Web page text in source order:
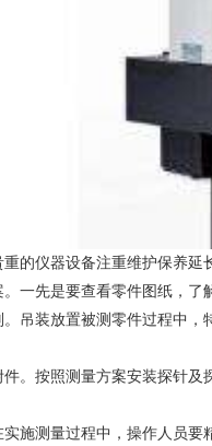
重的仪器设备注重维护保养延
先是要查看零件图纸，了
装放置被测零件过程中，
按照测量方案安装探针及
测量过程中，操作人员要